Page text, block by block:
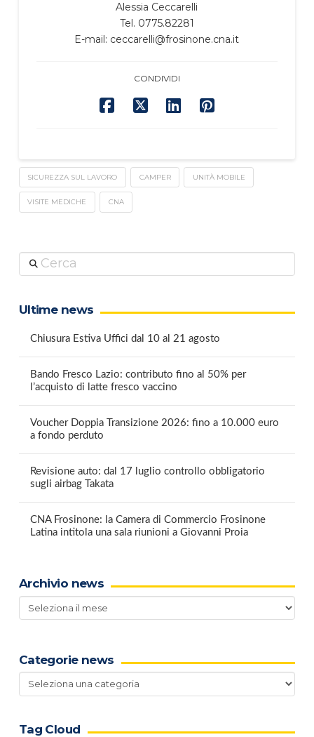
Alessia Ceccarelli
Tel. 0775.82281
E-mail: ceccarelli@frosinone.cna.it
CONDIVIDI
SICUREZZA SUL LAVORO CAMPER UNITÀ MOBILE
VISITE MEDICHE CNA
Cerca
Ultime news
Chiusura Estiva Uffici dal 10 al 21 agosto
Bando Fresco Lazio: contributo fino al 50% per
l’acquisto di latte fresco vaccino
Voucher Doppia Transizione 2026: fino a 10.000 euro
a fondo perduto
Revisione auto: dal 17 luglio controllo obbligatorio
sugli airbag Takata
CNA Frosinone: la Camera di Commercio Frosinone
Latina intitola una sala riunioni a Giovanni Proia
Archivio news
Archivio
news
Categorie news
Categorie
news
Tag Cloud